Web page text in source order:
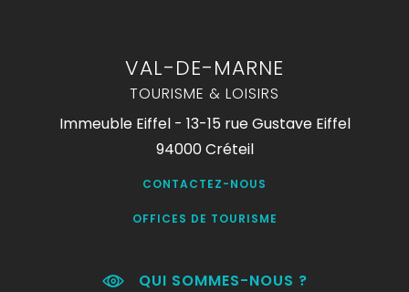
VAL-DE-MARNE
TOURISME & LOISIRS
Immeuble Eiffel - 13-15 rue Gustave Eiffel
94000 Créteil
CONTACTEZ-NOUS
OFFICES DE TOURISME
QUI SOMMES-NOUS ?